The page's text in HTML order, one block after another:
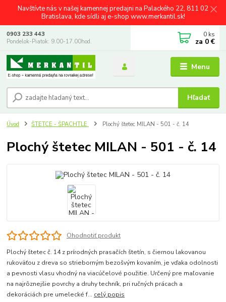
Navštívte nás v našej kamennej predajni na Palackého 22, 811 02
Bratislava, kde sídli aj e-shop www.merkantil.sk!
Menu
Hľadať
0903 233 443
Pondelok-Piatok: 9.00-17.00hod.
0 ks
za 0 €
Úvod ŠTETCE - ŠPACHTLE Plochý štetec MILAN - 501 - č. 14
Plochý štetec MILAN - 501 - č. 14
Ohodnotiť produkt
Plochý štetec č. 14 z prírodných prasačích štetín, s čiernou lakovanou
rukoväťou z dreva so strieborným bezošvým kovaním, je vďaka odolnosti
a pevnosti vlasu vhodný na viacúčelové použitie. Určený pre maľovanie
na najrôznejšie povrchy a druhy techník, pri ručných prácach a
dekoráciách pre umelecké f... celý popis